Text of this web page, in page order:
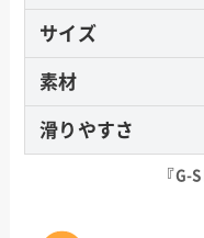
サイズ
素材
滑りやすさ
『G-